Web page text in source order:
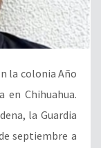
la colonia Año
en Chihuahua.
la Guardia
septiembre a